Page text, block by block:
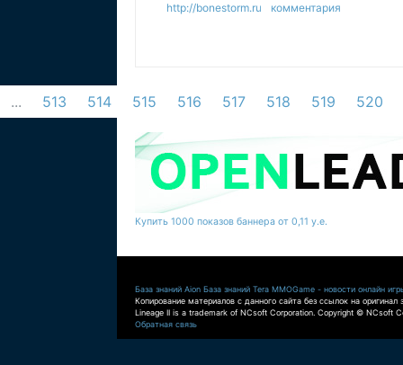
http://bonestorm.ru
комментария
... 513 514 515 516 517 518 519 520
Купить 1000 показов баннера от 0,11 у.е.
База знаний Aion База знаний Tera MMOGame - новости онлайн
Копирование материалов с данного сайта без ссылок на оригинал
Lineage II is a trademark of NCsoft Corporation. Copyright © NCsoft
Обратная связь